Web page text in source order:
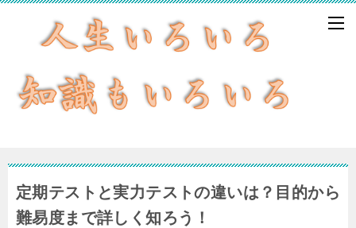
定期テストと実力テストの違いは？目的から
難易度まで詳しく知ろう！